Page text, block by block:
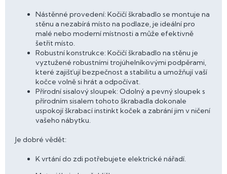
Nástěnné provedení: Kočičí škrabadlo se montuje na
stěnu a nezabírá místo na podlaze, je ideální pro
malé nebo moderní místnosti a může efektivně
šetřit místo.
Robustní konstrukce: Kočičí škrabadlo na stěnu je
vyztužené robustními trojúhelníkovými podpěrami,
které zajišťují bezpečnost a stabilitu a umožňují vaší
kočce volně si hrát a odpočívat.
Přírodní sisalový sloupek: Odolný a pevný sloupek s
přírodním sisalem tohoto škrabadla dokonale
uspokojí škrabací instinkt koček a zabrání jim v ničení
vašeho nábytku.
Je dobré vědět:
K vrtání do zdi potřebujete elektrické nářadí.